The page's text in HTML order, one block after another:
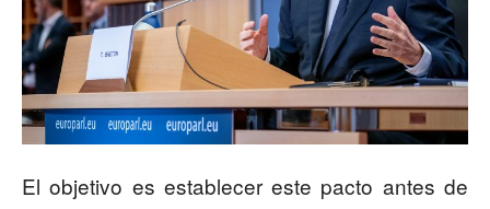
El objetivo es establecer este pacto antes de